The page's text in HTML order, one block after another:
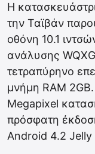
Η
την Ταϊβάν
οθόνη 10.1
ανάλυσης
τετραπύρηνο
μνήμη RAM
Megapixel
πρόσφατη
Android 4.2 Jelly